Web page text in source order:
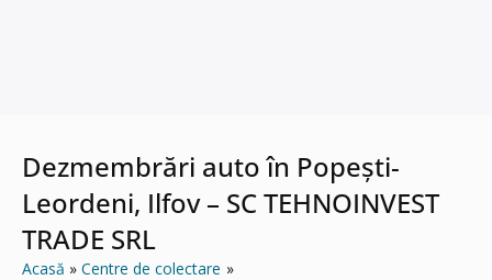
Dezmembrări auto în Popești-
Leordeni, Ilfov – SC TEHNOINVEST
TRADE SRL
Acasă
Centre de colectare